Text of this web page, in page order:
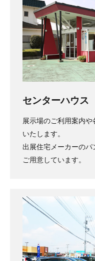
センターハウス
展示場のご利用案内
いたします。
出展住宅メーカーの
ご用意しています。